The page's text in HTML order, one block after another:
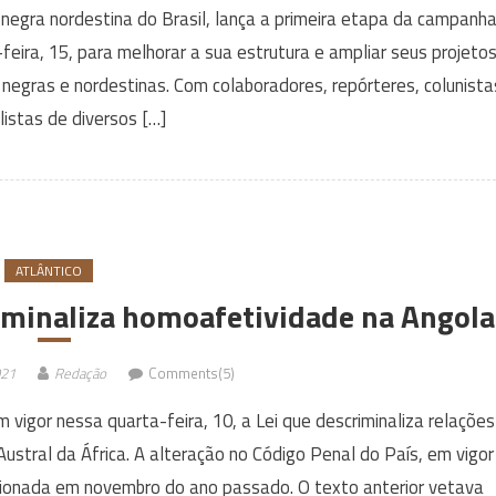
nordestina do Brasil, lança a primeira etapa da campanha
15, para melhorar a sua estrutura e ampliar seus projetos
e nordestinas. Com colaboradores, repórteres,
de diversos […]
ATLÂNTICO
homoafetividade na Angola
Redação Comments(5)
nessa quarta-feira, 10, a Lei que descriminaliza relações
da África. A alteração no Código Penal do País, em vigor
em novembro do ano passado. O texto anterior vetava